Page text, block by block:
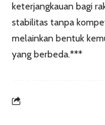
keterjangkauan bagi
stabilitas tanpa
melainkan bentuk
yang berbeda.***